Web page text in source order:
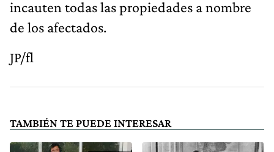
incauten todas las propiedades a nombre
de los afectados.
JP/fl
TAMBIÉN TE PUEDE INTERESAR